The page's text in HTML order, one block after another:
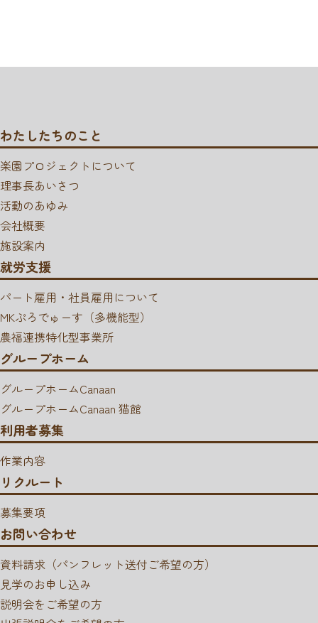
わたしたちのこと
楽園プロジェクトについて
理事長あいさつ
活動のあゆみ
会社概要
施設案内
就労支援
パート雇用・社員雇用について
MKぷろでゅーす（多機能型）
農福連携特化型事業所
グループホーム
グループホームCanaan
グループホームCanaan 猫館
利用者募集
作業内容
リクルート
募集要項
お問い合わせ
資料請求（パンフレット送付ご希望の方）
見学のお申し込み
説明会をご希望の方